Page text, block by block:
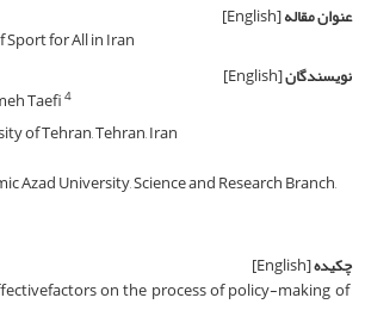
عنوان مقاله[English]
for All in Iran
نویسندگان[English]
Taefi4
of Tehran, Tehran, Iran
Azad University, Science and Research Branch,
چکیده[English]
on the process of policy-making of